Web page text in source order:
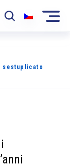
sestuplicato